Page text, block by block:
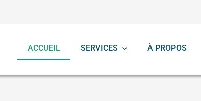
ACCUEIL SERVICES À PROPOS